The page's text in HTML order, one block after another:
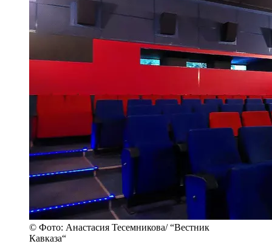
© Фото: Анастасия Тесемникова/ “Вестник
Кавказа“